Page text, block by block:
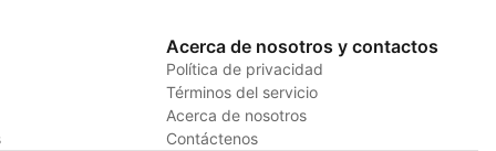
Acerca de nosotros y contactos
Política de privacidad
Términos del servicio
Acerca de nosotros
Contáctenos